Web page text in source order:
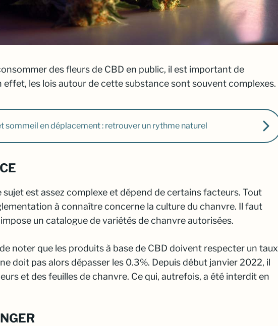
des fleurs de CBD en public, il est important de
les lois autour de cette substance sont souvent complexes.
sommeil en déplacement : retrouver un rythme naturel
sujet est assez complexe et dépend de certains facteurs. Tout
à connaître concerne la culture du chanvre. Il faut
un catalogue de variétés de chanvre autorisées.
noter que les produits à base de CBD doivent respecter un taux
doit pas alors dépasser les 0.3%. Depuis début janvier 2022, il
et des feuilles de chanvre. Ce qui, autrefois, a été interdit en